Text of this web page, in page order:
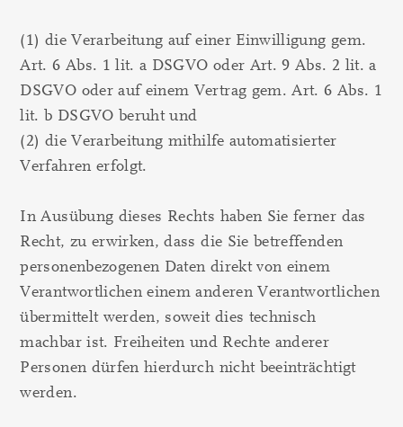
(1) die Verarbeitung auf einer Einwilligung gem.
Art. 6 Abs. 1 lit. a DSGVO oder Art. 9 Abs. 2 lit. a
DSGVO oder auf einem Vertrag gem. Art. 6 Abs. 1
lit. b DSGVO beruht und
(2) die Verarbeitung mithilfe automatisierter
Verfahren erfolgt.
In Ausübung dieses Rechts haben Sie ferner das
Recht, zu erwirken, dass die Sie betreffenden
personenbezogenen Daten direkt von einem
Verantwortlichen einem anderen Verantwortlichen
übermittelt werden, soweit dies technisch
machbar ist. Freiheiten und Rechte anderer
Personen dürfen hierdurch nicht beeinträchtigt
werden.